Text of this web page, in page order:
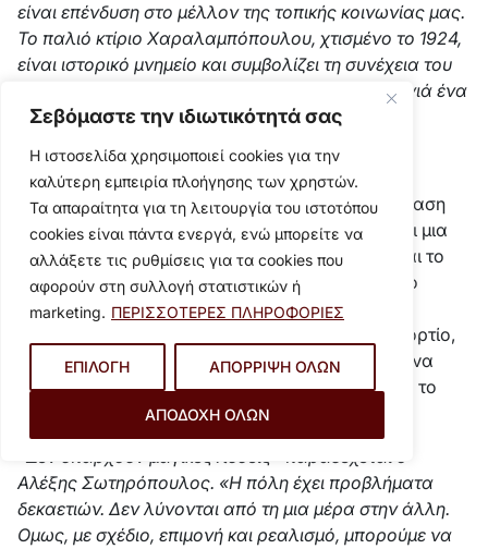
Σεβόμαστε την ιδιωτικότητά σας
Η ιστοσελίδα χρησιμοποιεί cookies για την
καλύτερη εμπειρία πλοήγησης των χρηστών.
Τα απαραίτητα για τη λειτουργία του ιστοτόπου
cookies είναι πάντα ενεργά, ενώ μπορείτε να
αλλάξετε τις ρυθμίσεις για τα cookies που
αφορούν στη συλλογή στατιστικών ή
marketing. ΠΕΡΙΣΣΟΤΕΡΕΣ ΠΛΗΡΟΦΟΡΙΕΣ
ΕΠΙΛΟΓΗ ΑΠΟΡΡΙΨΗ ΟΛΩΝ
ΑΠΟΔΟΧΗ ΟΛΩΝ
είναι επένδυση στο μέλλον της τοπικής κοινωνίας μας.
Το παλιό κτίριο Χαραλαμπόπουλου, χτισμένο το 1924,
είναι ιστορικό μνημείο και συμβολίζει τη συνέχεια του
Βύρωνα. Θέλουμε να παραδώσουμε στη νέα γενιά ένα
ασφαλές και σύγχρονο περιβάλλον μάθησης
Αναζήτηση ισορροπίας
Ο δήμαρχος Βύρωνα δεν ωραιοποιεί την κατάσταση
ούτε υπόσχεται θαύματα. Ο Βύρωνας παραμένει μια
πόλη σε διαρκή μετάβαση, όπου το παρελθόν και το
μέλλον συγκρούονται καθημερινά πάνω στο ίδιο
αστικό τοπίο. Οι αντιθέσεις του -ανάμεσα στην
προσφυγική ιστορία και στο σύγχρονο αστικό φορτίο,
ανάμεσα στην έλλειψη πόρων και τη φιλοδοξία να
προσφέρει καλύτερη ποιότητα ζωής- συνθέτουν το
πεδίο δράσης του νέου δημάρχου.
«Δεν υπάρχουν μαγικές λύσεις» παραδέχεται ο
Αλέξης Σωτηρόπουλος. «Η πόλη έχει προβλήματα
δεκαετιών. Δεν λύνονται από τη μια μέρα στην άλλη.
Ομως, με σχέδιο, επιμονή και ρεαλισμό, μπορούμε να